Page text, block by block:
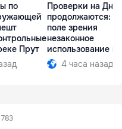
по
Прут
Проверки на
продолжаются: в
поле зрения
незаконное
использование
4 часа назад